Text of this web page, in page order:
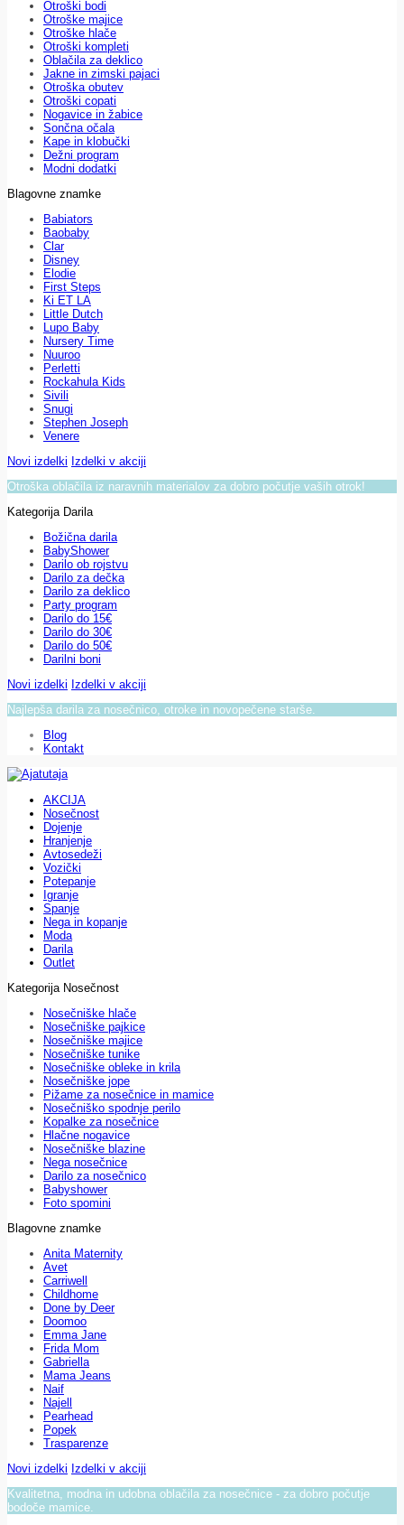
Otroški bodi
Otroške majice
Otroške hlače
Otroški kompleti
Oblačila za deklico
Jakne in zimski pajaci
Otroška obutev
Otroški copati
Nogavice in žabice
Sončna očala
Kape in klobučki
Dežni program
Modni dodatki
Blagovne znamke
Babiators
Baobaby
Clar
Disney
Elodie
First Steps
Ki ET LA
Little Dutch
Lupo Baby
Nursery Time
Nuuroo
Perletti
Rockahula Kids
Sivili
Snugi
Stephen Joseph
Venere
Novi izdelki Izdelki v akciji
Otroška oblačila iz naravnih materialov za dobro počutje vaših otrok!
Kategorija Darila
Božična darila
BabyShower
Darilo ob rojstvu
Darilo za dečka
Darilo za deklico
Party program
Darilo do 15€
Darilo do 30€
Darilo do 50€
Darilni boni
Novi izdelki Izdelki v akciji
Najlepša darila za nosečnico, otroke in novopečene starše.
Blog
Kontakt
AKCIJA
Nosečnost
Dojenje
Hranjenje
Avtosedeži
Vozički
Potepanje
Igranje
Spanje
Nega in kopanje
Moda
Darila
Outlet
Kategorija Nosečnost
Nosečniške hlače
Nosečniške pajkice
Nosečniške majice
Nosečniške tunike
Nosečniške obleke in krila
Nosečniške jope
Pižame za nosečnice in mamice
Nosečniško spodnje perilo
Kopalke za nosečnice
Hlačne nogavice
Nosečniške blazine
Nega nosečnice
Darilo za nosečnico
Babyshower
Foto spomini
Blagovne znamke
Anita Maternity
Avet
Carriwell
Childhome
Done by Deer
Doomoo
Emma Jane
Frida Mom
Gabriella
Mama Jeans
Naif
Najell
Pearhead
Popek
Trasparenze
Novi izdelki Izdelki v akciji
Kvalitetna, modna in udobna oblačila za nosečnice - za dobro počutje
bodoče mamice.